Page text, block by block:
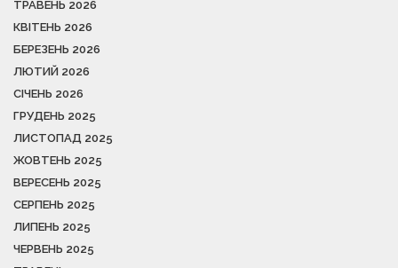
ТРАВЕНЬ 2026
КВІТЕНЬ 2026
БЕРЕЗЕНЬ 2026
ЛЮТИЙ 2026
СІЧЕНЬ 2026
ГРУДЕНЬ 2025
ЛИСТОПАД 2025
ЖОВТЕНЬ 2025
ВЕРЕСЕНЬ 2025
СЕРПЕНЬ 2025
ЛИПЕНЬ 2025
ЧЕРВЕНЬ 2025